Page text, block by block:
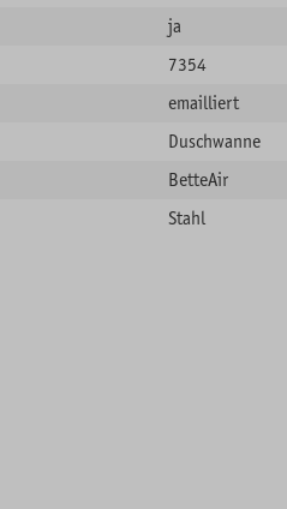
ja
7354
emailliert
Duschwanne
BetteAir
Stahl